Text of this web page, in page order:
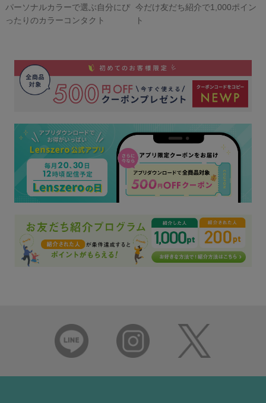
パーソナルカラーで選ぶ自分にぴ
ったりのカラーコンタクト
今だけ友だち紹介で1,000ポイン
ト